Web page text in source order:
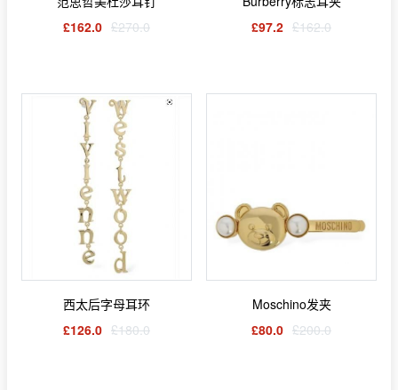
£162.0 £270.0
£97.2 £162.0
西太后字母耳环
£126.0 £180.0
Moschino发夹
£80.0 £200.0